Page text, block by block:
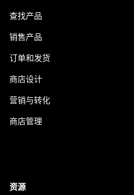
查找产品
销售产品
订单和发货
商店设计
营销与转化
商店管理
资源